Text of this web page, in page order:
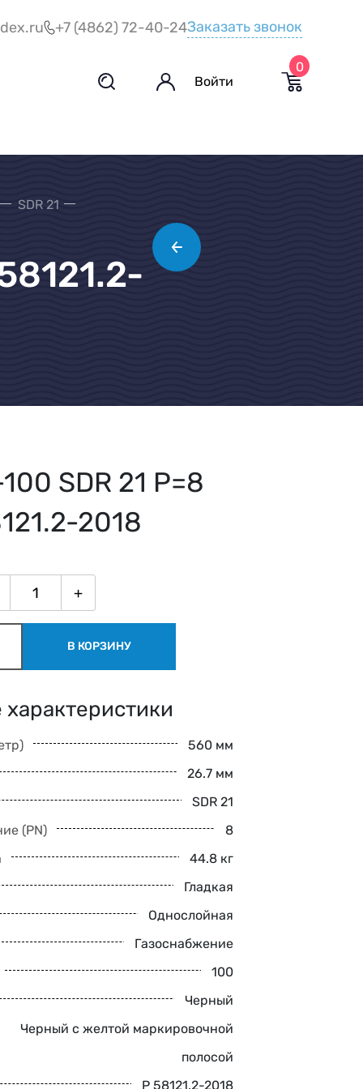
+7 (4862) 72-40-24Заказать звонок
Войти
0
SDR 21
SDR 21 Р=8
2018
+
В КОРЗИНУ
560 мм
26.7 мм
SDR 21
(PN)
8
44.8 кг
Гладкая
Однослойная
Газоснабжение
100
Черный
Черный с желтой маркировочной
полосой
Р 58121.2-2018